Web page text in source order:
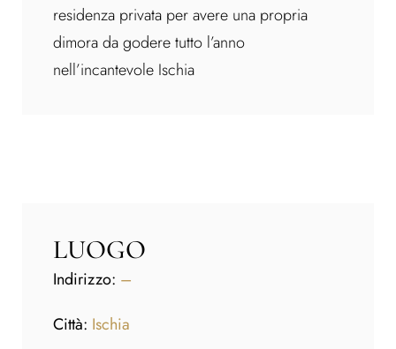
residenza privata per avere una propria
dimora da godere tutto l’anno
nell’incantevole Ischia
LUOGO
Indirizzo: –
Città: Ischia